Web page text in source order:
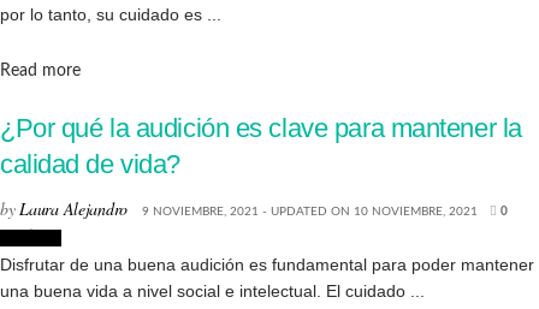
por lo tanto, su cuidado es ...
Read moreDetails
¿Por qué la audición es clave para mantener la
calidad de vida?
by Laura Alejandro 9 NOVIEMBRE, 2021 - UPDATED ON 10 NOVIEMBRE, 2021 0
Disfrutar de una buena audición es fundamental para poder mantener
una buena vida a nivel social e intelectual. El cuidado ...